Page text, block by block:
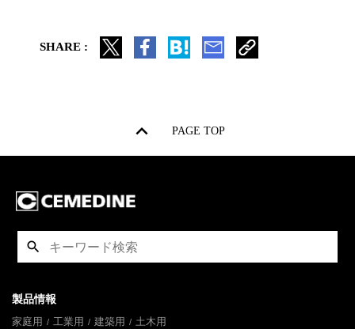
SHARE :
PAGE TOP
製品情報
家庭用
工業用 建築用 土木用